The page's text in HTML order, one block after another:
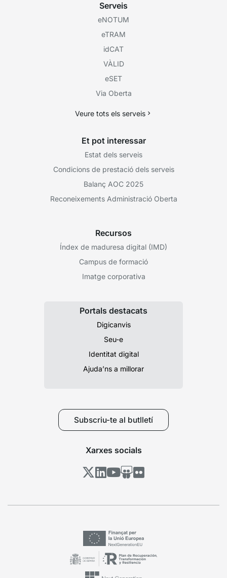
Serveis
eNOTUM
eTRAM
idCAT
VÀLID
eSET
Via Oberta
Veure tots els serveis
Et pot interessar
Estat dels serveis
Condicions de prestació dels serveis
Balanç AOC 2025
Reconeixements Administració Oberta
Recursos
Índex de maduresa digital (IMD)
Campus de formació
Imatge corporativa
Portals destacats
Digicanvis
Seu-e
Identitat digital
Ajuda’ns a millorar
Subscriu-te al butlletí
Xarxes socials